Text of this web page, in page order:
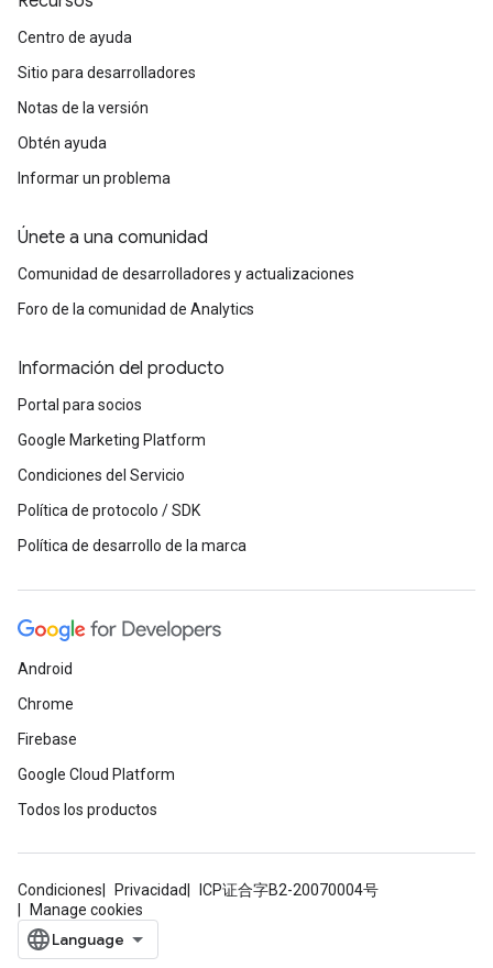
Centro de ayuda
Sitio para desarrolladores
Notas de la versión
Obtén ayuda
Informar un problema
Únete a una comunidad
Comunidad de desarrolladores y actualizaciones
Foro de la comunidad de Analytics
Información del producto
Portal para socios
Google Marketing Platform
Condiciones del Servicio
Política de protocolo / SDK
Política de desarrollo de la marca
Android
Chrome
Firebase
Google Cloud Platform
Todos los productos
Condiciones Privacidad
ICP证合字B2-20070004号
Manage cookies